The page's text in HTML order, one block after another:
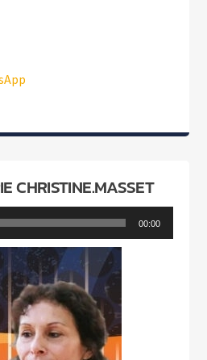
CHRISTINE.MASSET
00:00